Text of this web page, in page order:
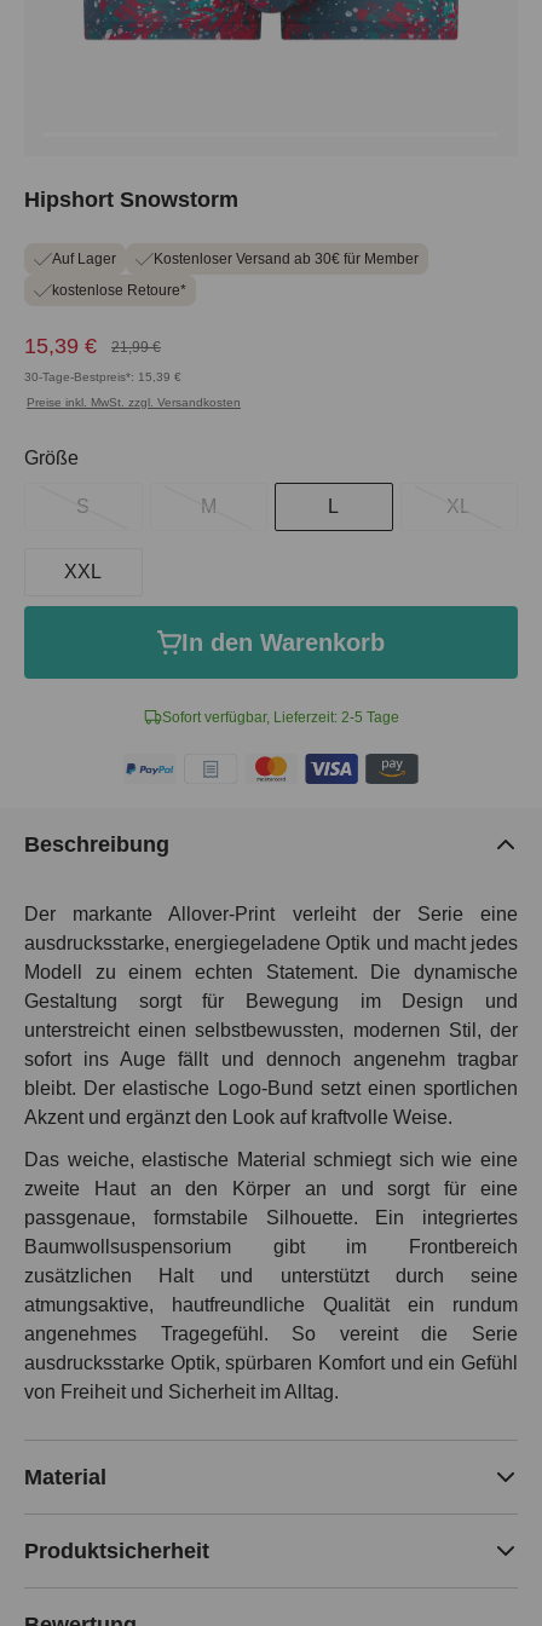
Hipshort Snowstorm
Auf Lager
Kostenloser Versand ab 30€ für Member
kostenlose Retoure*
15,39 € 21,99 €
30-Tage-Bestpreis*: 15,39 €
Preise inkl. MwSt. zzgl. Versandkosten
Sofort verfügbar, Lieferzeit: 2-5 Tage
Größe
S M L XL
XXL
In den Warenkorb
Beschreibung
Der markante Allover-Print verleiht der Serie eine
ausdrucksstarke, energiegeladene Optik und macht jedes
Modell zu einem echten Statement. Die dynamische
Gestaltung sorgt für Bewegung im Design und
unterstreicht einen selbstbewussten, modernen Stil, der
sofort ins Auge fällt und dennoch angenehm tragbar
bleibt. Der elastische Logo-Bund setzt einen sportlichen
Akzent und ergänzt den Look auf kraftvolle Weise.
Das weiche, elastische Material schmiegt sich wie eine
zweite Haut an den Körper an und sorgt für eine
passgenaue, formstabile Silhouette. Ein integriertes
Baumwollsuspensorium gibt im Frontbereich
zusätzlichen Halt und unterstützt durch seine
atmungsaktive, hautfreundliche Qualität ein rundum
angenehmes Tragegefühl. So vereint die Serie
ausdrucksstarke Optik, spürbaren Komfort und ein Gefühl
von Freiheit und Sicherheit im Alltag.
Material
Produktsicherheit